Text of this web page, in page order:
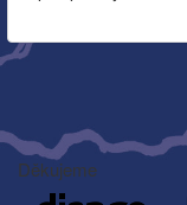
Děkujeme